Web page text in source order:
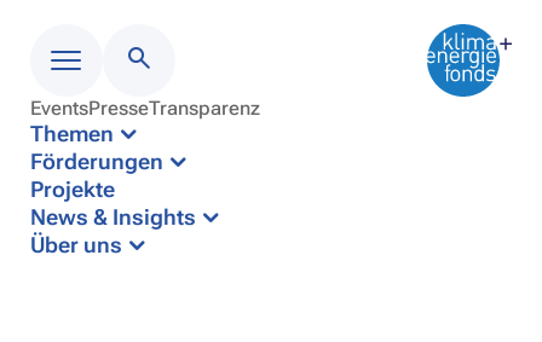
Menü
EventsPresseTransparenz
Themen
Förderungen
Projekte
News & Insights
Über uns